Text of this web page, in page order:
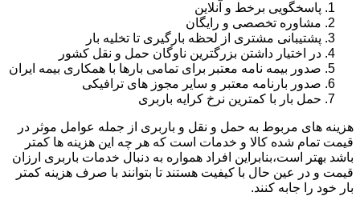
پاسخگویی برخط و آنلاین
مشاوره تخصصی و رایگان
پشتیبانی مشتری از لحظه بارگیری تا تخلیه بار
در اختیار داشتن بزرگترین ناوگان حمل و نقل کشور
صدور بیمه نامه معتبر برای تمامی بارها با همکاری بیمه ایران
صدور بارنامه معتبر و سایر مجوز های ترافیکی
حمل بار با کمترین نرخ کرایه باربری
هزینه های مربوط به حمل و نقل و باربری از جمله عوامل موثر در
قیمت تمام شده کالا و خدمات است که هر چه این هزینه ها کمتر
باشد بهتر است،بنابراین افراد همواره به دنبال خدمات باربری ارزان
قیمت و در عین حال با کیفیت هستند تا بتوانند با صرف هزینه کمتر
بار خود را جابه کنند.